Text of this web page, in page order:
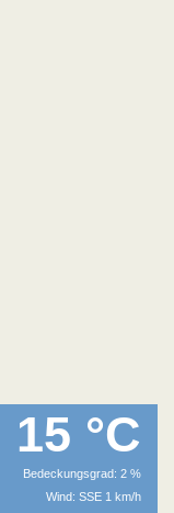
15 °C
Bedeckungsgrad: 2 %
Wind: SSE 1 km/h